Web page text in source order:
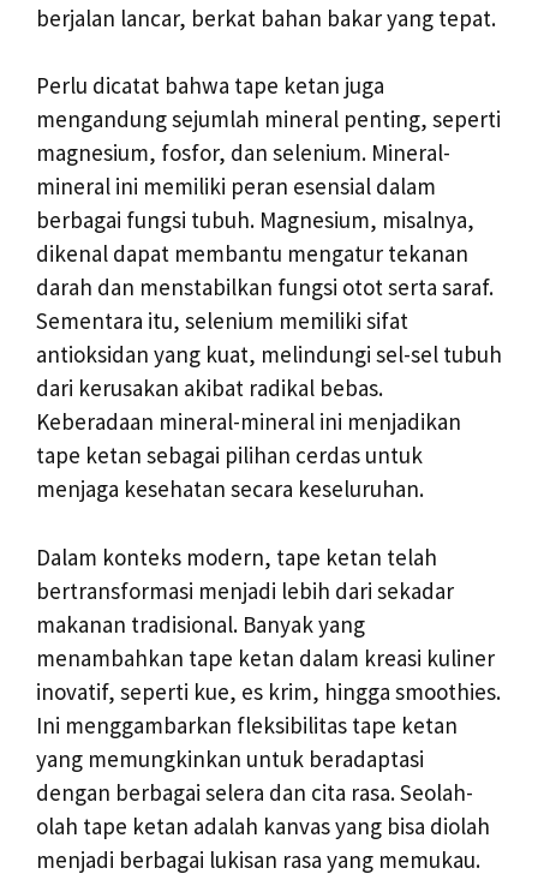
berjalan lancar, berkat bahan bakar yang tepat.
Perlu dicatat bahwa tape ketan juga
mengandung sejumlah mineral penting, seperti
magnesium, fosfor, dan selenium. Mineral-
mineral ini memiliki peran esensial dalam
berbagai fungsi tubuh. Magnesium, misalnya,
dikenal dapat membantu mengatur tekanan
darah dan menstabilkan fungsi otot serta saraf.
Sementara itu, selenium memiliki sifat
antioksidan yang kuat, melindungi sel-sel tubuh
dari kerusakan akibat radikal bebas.
Keberadaan mineral-mineral ini menjadikan
tape ketan sebagai pilihan cerdas untuk
menjaga kesehatan secara keseluruhan.
Dalam konteks modern, tape ketan telah
bertransformasi menjadi lebih dari sekadar
makanan tradisional. Banyak yang
menambahkan tape ketan dalam kreasi kuliner
inovatif, seperti kue, es krim, hingga smoothies.
Ini menggambarkan fleksibilitas tape ketan
yang memungkinkan untuk beradaptasi
dengan berbagai selera dan cita rasa. Seolah-
olah tape ketan adalah kanvas yang bisa diolah
menjadi berbagai lukisan rasa yang memukau.